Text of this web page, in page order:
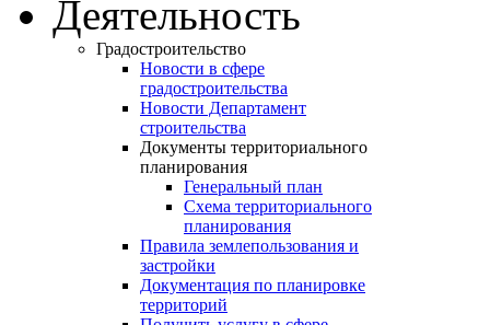
Деятельность
Градостроительство
Новости в сфере
градостроительства
Новости Департамент
строительства
Документы территориального
планирования
Генеральный план
Схема территориального
планирования
Правила землепользования и
застройки
Документация по планировке
территорий